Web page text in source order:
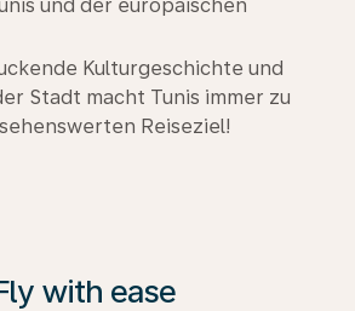
und der europäischen
Kulturgeschichte und
Stadt macht Tunis immer zu
Reiseziel!
with ease